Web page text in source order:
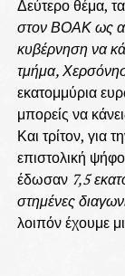
Δεύτερο θέμα, τα
στον ΒΟΑΚ ως
κυβέρνηση να
τμήμα,
εκατομμύρια
μπορείς να
Και τρίτον, για
επιστολική
έδωσαν 7,5
στημένες
λοιπόν έχουμε